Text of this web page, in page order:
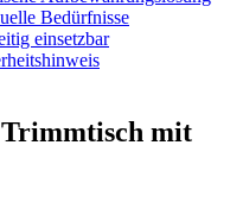
Bedürfnisse
einsetzbar
mit